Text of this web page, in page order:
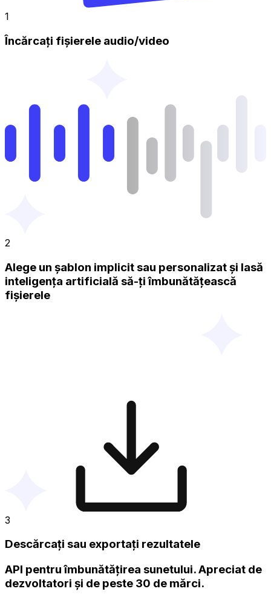
1
Încărcați fișierele audio/video
2
Alege un șablon implicit sau personalizat și lasă
inteligența artificială să-ți îmbunătățească
fișierele
3
Descărcați sau exportați rezultatele
API pentru îmbunătățirea sunetului. Apreciat de
dezvoltatori și de peste 30 de mărci.